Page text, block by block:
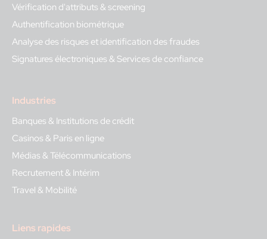
Vérification d'attributs & screening
Authentification biométrique
Analyse des risques et identification des fraudes
Signatures électroniques & Services de confiance
Industries
Banques & Institutions de crédit
Casinos & Paris en ligne
Médias & Télécommunications
Recrutement & Intérim
Travel & Mobilité
Liens rapides